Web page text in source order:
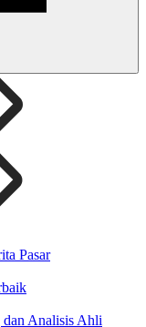
Pasar
Analisis Ahli